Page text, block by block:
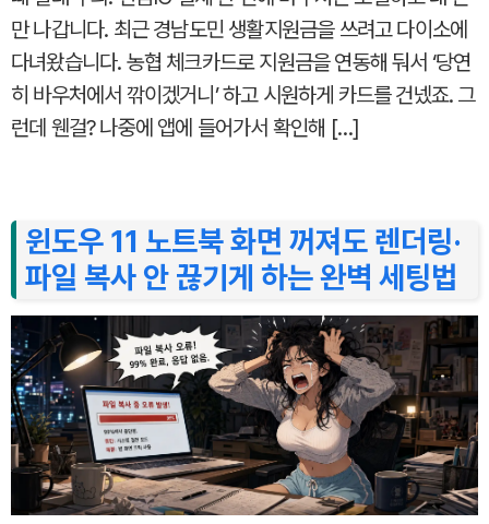
만 나갑니다. 최근 경남도민 생활지원금을 쓰려고 다이소에
다녀왔습니다. 농협 체크카드로 지원금을 연동해 둬서 ‘당연
히 바우처에서 깎이겠거니’ 하고 시원하게 카드를 건넸죠. 그
런데 웬걸? 나중에 앱에 들어가서 확인해 […]
윈도우 11 노트북 화면 꺼져도 렌더링·
파일 복사 안 끊기게 하는 완벽 세팅법